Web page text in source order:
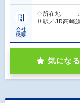
会社
概要
◇所在地 ：
り駅／JR高崎
気になる